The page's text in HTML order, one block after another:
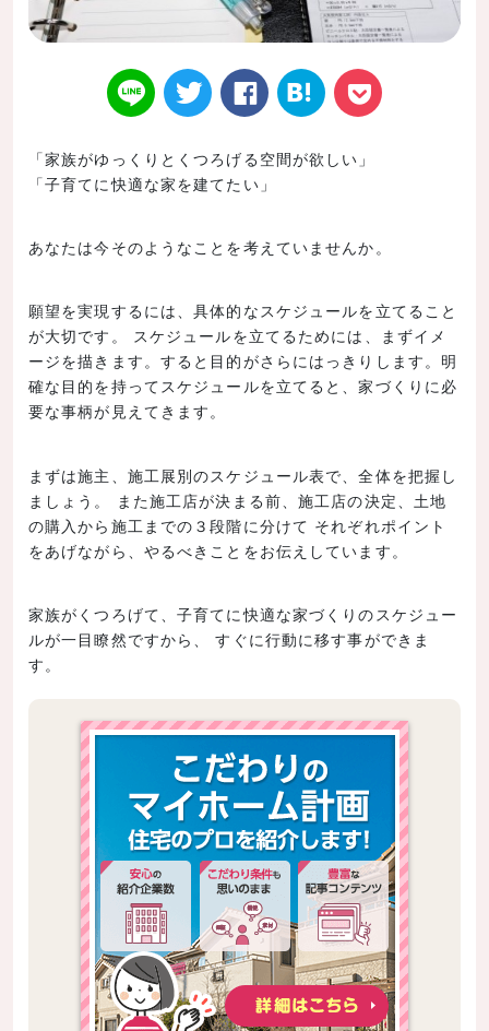
LINE Twitt
er
Face
book ックマー
ク
t
「家族がゆっくりとくつろげる空間が欲しい」
「子育てに快適な家を建てたい」
あなたは今そのようなことを考えていませんか。
願望を実現するには、具体的なスケジュールを立てること
が大切です。 スケジュールを立てるためには、まずイメ
ージを描きます。すると目的がさらにはっきりします。明
確な目的を持ってスケジュールを立てると、家づくりに必
要な事柄が見えてきます。
まずは施主、施工展別のスケジュール表で、全体を把握し
ましょう。 また施工店が決まる前、施工店の決定、土地
の購入から施工までの３段階に分けて それぞれポイント
をあげながら、やるべきことをお伝えしています。
家族がくつろげて、子育てに快適な家づくりのスケジュー
ルが一目瞭然ですから、 すぐに行動に移す事ができま
す。